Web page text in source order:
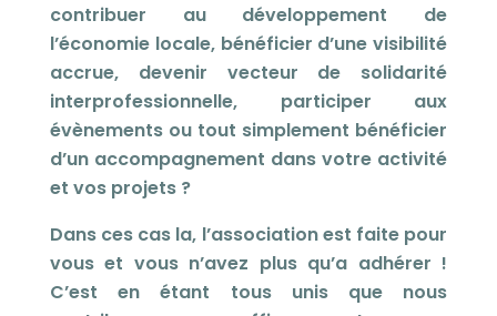
contribuer au développement de
l’économie locale, bénéficier d’une visibilité
accrue, devenir vecteur de solidarité
interprofessionnelle, participer aux
évènements ou tout simplement bénéficier
d’un accompagnement dans votre activité
et vos projets ?
Dans ces cas la, l’association est faite pour
vous et vous n’avez plus qu’a adhérer !
C’est en étant tous unis que nous